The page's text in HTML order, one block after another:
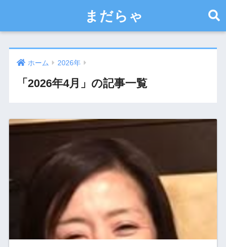
まだらゃ
ホーム 2026年
「2026年4月」の記事一覧